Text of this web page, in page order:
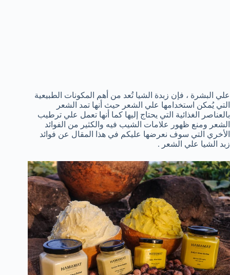
علي البشرة ، فإن زبدة الشيا تُعد من أهم المكونات الطبيعية
التي يُمكن استخدامها علي الشعر حيث أنها تمد الشعر
بالعناصر الغذائية التي يحتاج إليها كما أنها تعمل علي ترطيب
الشعر ومنع ظهور علامات الشيب فيه والكثير من الفوائد
الأخري التي سوف نعرضها عليكم في هذا المقال عن فوائد
زبد الشيا علي الشعر .